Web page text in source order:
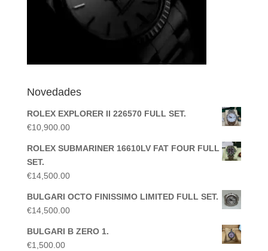
Novedades
ROLEX EXPLORER II 226570 FULL SET.
€10,900.00
ROLEX SUBMARINER 16610LV FAT FOUR FULL
SET.
€14,500.00
BULGARI OCTO FINISSIMO LIMITED FULL SET.
€14,500.00
BULGARI B ZERO 1.
€1,500.00